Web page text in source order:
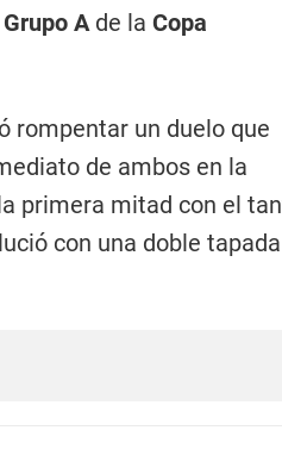
Grupo Ade la Copa
rompentar un duelo que
de ambos en la
primera mitad con el
con una doble tapada